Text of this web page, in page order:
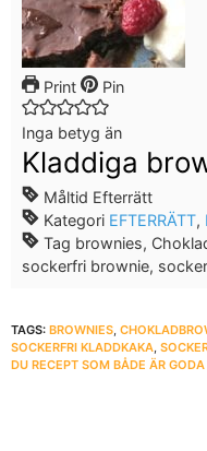
Print Pin
Inga betyg än
Kladdiga
Måltid Efterrätt
Kategori EFTERRÄTT,
Tag brownies,
sockerfri brownie,
TAGS: BROWNIES
SOCKERFRI KLADDKAKA
DU RECEPT SOM BÅDE ÄR